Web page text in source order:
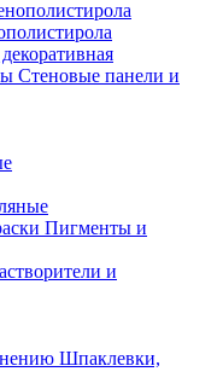
Стеновые панели и
Пигменты и
и
Шпаклевки,